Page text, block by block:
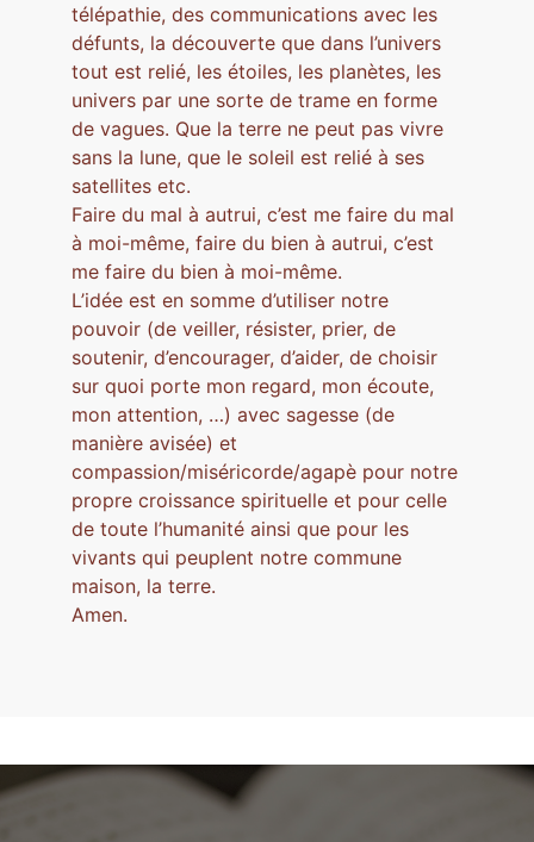
télépathie, des communications avec les
défunts, la découverte que dans l’univers
tout est relié, les étoiles, les planètes, les
univers par une sorte de trame en forme
de vagues. Que la terre ne peut pas vivre
sans la lune, que le soleil est relié à ses
satellites etc.
Faire du mal à autrui, c’est me faire du mal
à moi-même, faire du bien à autrui, c’est
me faire du bien à moi-même.
L’idée est en somme d’utiliser notre
pouvoir (de veiller, résister, prier, de
soutenir, d’encourager, d’aider, de choisir
sur quoi porte mon regard, mon écoute,
mon attention, …) avec sagesse (de
manière avisée) et
compassion/miséricorde/agapè pour notre
propre croissance spirituelle et pour celle
de toute l’humanité ainsi que pour les
vivants qui peuplent notre commune
maison, la terre.
Amen.